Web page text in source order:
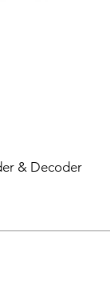
& Decoder